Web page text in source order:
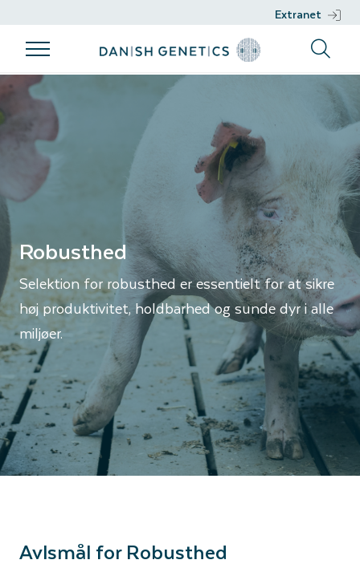
Extranet
Produkter
Vores Racer
Sæd
Avlsprogram
Avlsfilosofi
Avlsmål
Bæredygtighed
Sundhed
Genetisk
arbejde
Genetisk
arbejde
DGENES
Fænotypiske
informationer
Genomisk
selektion
Udviklingsprojekter
Rådgivning
Nucleus
Management
Robusthed
Robusthed
Selektion for robusthed er essentielt for at sikre
høj produktivitet, holdbarhed og sunde dyr i alle
miljøer.
Avlsmål for Robusthed